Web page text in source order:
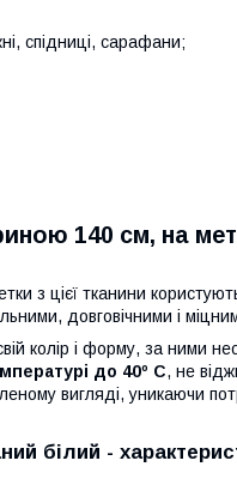
спідниці, сарафани;
140 см, на
з цієї тканини
довговічними і
колір і форму, за ними
до 40º С, не
вигляді, уникаючи
білий -